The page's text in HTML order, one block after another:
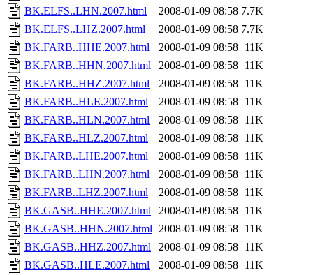
BK.ELFS..LHN.2007.html
2008-01-09 08:58 7.7K
BK.ELFS..LHZ.2007.html
2008-01-09 08:58 7.7K
BK.FARB..HHE.2007.html
2008-01-09 08:58 11K
BK.FARB..HHN.2007.html
2008-01-09 08:58 11K
BK.FARB..HHZ.2007.html
2008-01-09 08:58 11K
BK.FARB..HLE.2007.html
2008-01-09 08:58 11K
BK.FARB..HLN.2007.html
2008-01-09 08:58 11K
BK.FARB..HLZ.2007.html
2008-01-09 08:58 11K
BK.FARB..LHE.2007.html
2008-01-09 08:58 11K
BK.FARB..LHN.2007.html
2008-01-09 08:58 11K
BK.FARB..LHZ.2007.html
2008-01-09 08:58 11K
BK.GASB..HHE.2007.html
2008-01-09 08:58 11K
BK.GASB..HHN.2007.html 2008-01-09 08:58 11K
BK.GASB..HHZ.2007.html
2008-01-09 08:58 11K
BK.GASB..HLE.2007.html
2008-01-09 08:58 11K